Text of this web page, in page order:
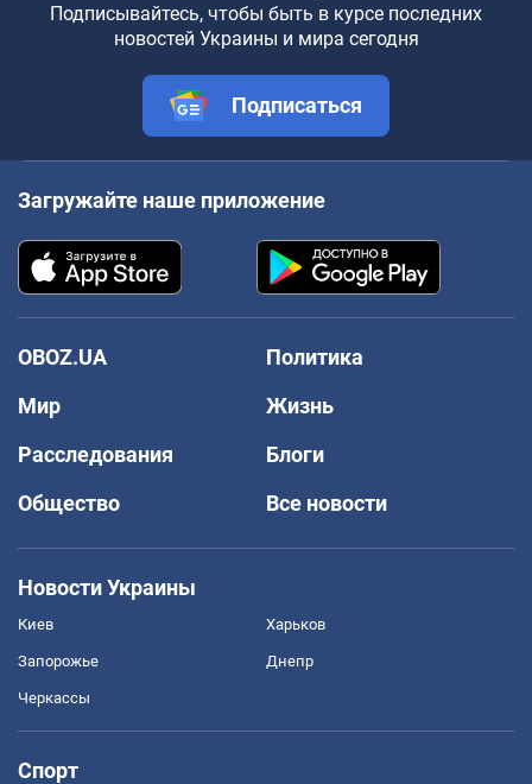
Подписывайтесь, чтобы быть в курсе последних
новостей Украины и мира сегодня
Подписаться
Загружайте наше приложение
OBOZ.UA
Политика
Мир
Жизнь
Расследования
Блоги
Общество
Все новости
Новости Украины
Киев Харьков
Запорожье Днепр
Черкассы
Спорт